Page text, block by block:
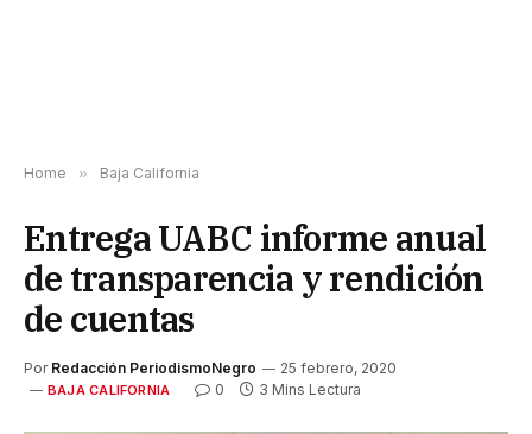
Home » Baja California
Entrega UABC informe anual
de transparencia y rendición
de cuentas
Por Redacción PeriodismoNegro 25 febrero, 2020
BAJA CALIFORNIA 0 3 Mins Lectura